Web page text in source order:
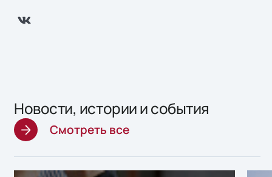
Новости, истории и события
Смотреть все